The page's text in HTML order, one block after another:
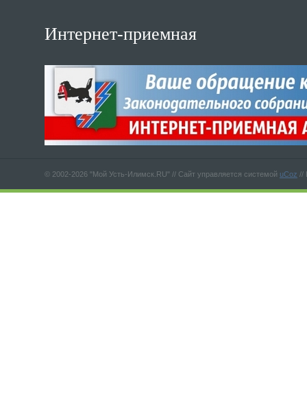
Интернет-приемная
© 2002-2026 "Мой Усть-Илимск.RU" // Сайт управляется системой uCoz //